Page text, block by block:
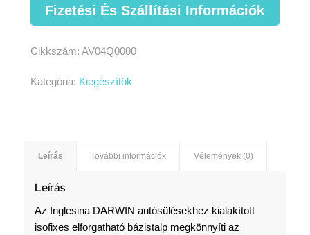
Fizetési És Szállítási Információk
Cikkszám: AV04Q0000
Kategória: Kiegészítők
Leírás További információk Vélemények (0)
Leírás
Az Inglesina DARWIN autósülésekhez kialakított
isofixes elforgatható bázistalp megkönnyíti az